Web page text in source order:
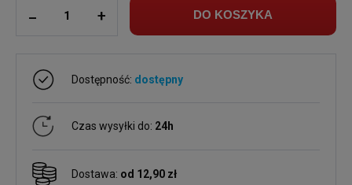
+ DO KOSZYKA
Dostępność: dostępny
Czas wysyłki do: 24h
Dostawa: od 12,90 zł